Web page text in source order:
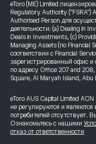
eToro (ME) Limited
Regulatory Authority ("FSRA")
Authorised Person для
деятельности: (a) Dealing in
Deals in Investments, (c)
Managing Assets (по Financial
соответствии с Financial
зарегистрированный офис и
по адресу Office 207 and
Square, Al Maryah Island, Abu
eToro AUS Capital Limited
не регулируются и
потребителей отсутствует.
Ознакомьтесь с нашими
отказ от ответственности